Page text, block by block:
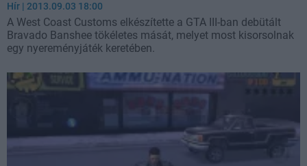
Hír | 2013.09.03 18:00
A West Coast Customs elkészítette a GTA III-ban debütált
Bravado Banshee tökéletes mását, melyet most kisorsolnak
egy nyereményjáték keretében.